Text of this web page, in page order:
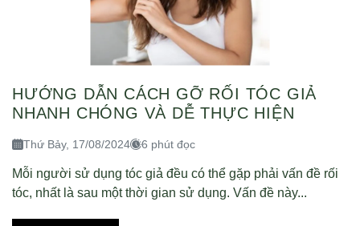
HƯỚNG DẪN CÁCH GỠ RỐI TÓC GIẢ
NHANH CHÓNG VÀ DỄ THỰC HIỆN
Thứ Bảy, 17/08/2024 6 phút đọc
Mỗi người sử dụng tóc giả đều có thể gặp phải vấn đề rối
tóc, nhất là sau một thời gian sử dụng. Vấn đề này...